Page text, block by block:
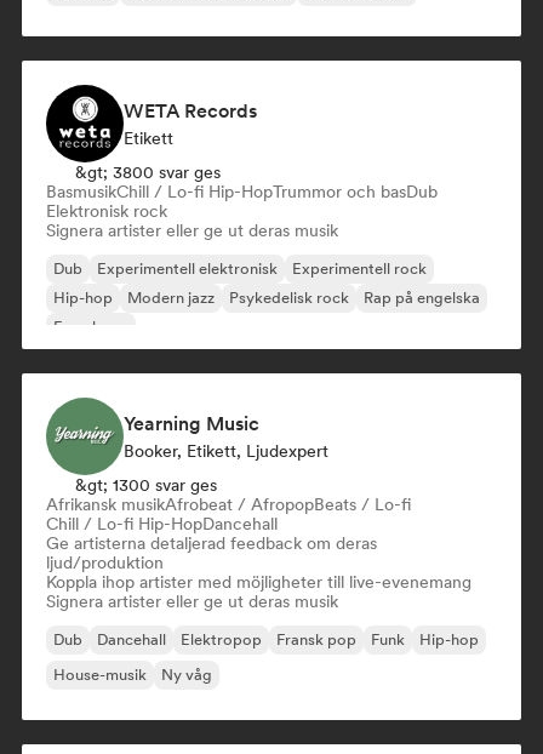
WETA Records
Etikett
&gt; 3800 svar ges
BasmusikChill / Lo-fi Hip-HopTrummor och basDub
Elektronisk rock
Signera artister eller ge ut deras musik
Dub Experimentell elektronisk
Experimentell rock
Hip-hop
Modern jazz Psykedelisk rock
Rap på engelska
Fransk rap
Yearning Music
Booker, Etikett, Ljudexpert
&gt; 1300 svar ges
Afrikansk musikAfrobeat / AfropopBeats / Lo-fi
Chill / Lo-fi Hip-HopDancehall
Ge artisterna detaljerad feedback om deras
ljud/produktion
Koppla ihop artister med möjligheter till live-evenemang
Signera artister eller ge ut deras musik
Dub Dancehall Elektropop Fransk pop Funk
Hip-hop
House-musik
Ny våg